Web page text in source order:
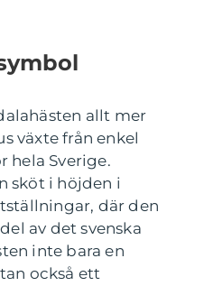
allt mer
växte från enkel
hela Sverige.
sköt i höjden i
där den
av det svenska
inte bara en
också ett